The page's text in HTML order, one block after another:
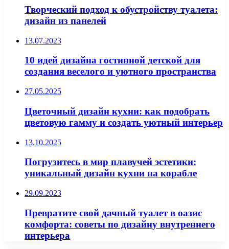
Творческий подход к обустройству туалета:
дизайн из панелей
13.07.2023
10 идей дизайна гостинной детской для
создания веселого и уютного пространства
27.05.2025
Цветочный дизайн кухни: как подобрать
цветовую гамму и создать уютный интерьер
13.10.2025
Погрузитесь в мир плавучей эстетики:
уникальный дизайн кухни на корабле
29.09.2023
Превратите свой дачный туалет в оазис
комфорта: советы по дизайну внутреннего
интерьера